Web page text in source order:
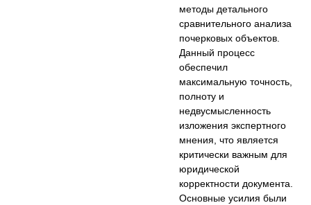
методы детального
сравнительного анализа
почерковых объектов.
Данный процесс
обеспечил
максимальную точность,
полноту и
недвусмысленность
изложения экспертного
мнения, что является
критически важным для
юридической
корректности документа.
Основные усилия были